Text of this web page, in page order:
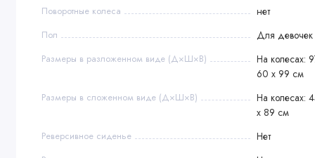
Поворотные колеса нет
Пол Для девочек
Размеры в разложенном виде (Д×Ш×В)
На колесах:
60 х 99 см
Размеры в сложенном виде (Д×Ш×В)
На колесах:
х 89 см
Реверсивное сиденье Нет